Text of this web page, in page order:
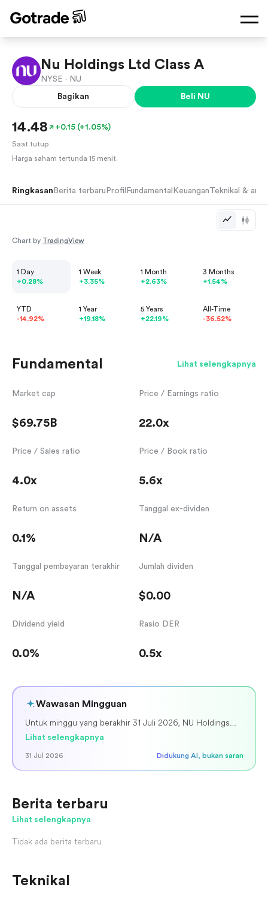
Nu Holdings Ltd Class A
NYSE · NU
Bagikan Beli NU
14.48 +0.15 (+1.05%)
Saat tutup
Harga saham tertunda 15 menit.
Ringkasan Berita terbaru Profil Fundamental Keuangan Teknikal &
Chart by TradingView
1 Day
+0.28%
1 Week
+3.35%
1 Month
+2.63%
3 Months
+1.54%
YTD
-14.92%
1 Year
+19.18%
5 Years
+22.19%
All-Time
-36.52%
Fundamental Lihat selengkapnya
Market cap
$69.75B
Price / Earnings ratio
22.0x
Price / Sales ratio
4.0x
Price / Book ratio
5.6x
Return on assets
0.1%
Tanggal ex-dividen
N/A
Tanggal pembayaran terakhir
N/A
Jumlah dividen
$0.00
Dividend yield
0.0%
Rasio DER
0.5x
Wawasan Mingguan
Untuk minggu yang berakhir 31 Juli 2026, NU Holdings
Ltd. (NU) mencatat imbal hasil mingguan sebesar +2.84%,
pergerakan harian yang beragam, termasuk penurunan
mengenai posisi kompetitif dan valuasi. Berita sebelumnya
mengenai persetujuan Nubank Meksiko sebagai bank
diperdagangkan dalam kisaran 52-mingguan, saat ini
Lihat selengkapnya
31 Jul 2026 Didukung AI, bukan saran
Berita terbaru
Lihat selengkapnya
Tidak ada berita terbaru
Teknikal